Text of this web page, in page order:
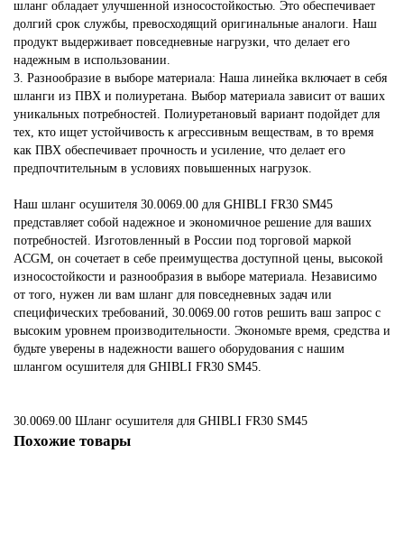
шланг обладает улучшенной износостойкостью. Это обеспечивает
долгий срок службы, превосходящий оригинальные аналоги. Наш
продукт выдерживает повседневные нагрузки, что делает его
надежным в использовании.
3. Разнообразие в выборе материала: Наша линейка включает в себя
шланги из ПВХ и полиуретана. Выбор материала зависит от ваших
уникальных потребностей. Полиуретановый вариант подойдет для
тех, кто ищет устойчивость к агрессивным веществам, в то время
как ПВХ обеспечивает прочность и усиление, что делает его
предпочтительным в условиях повышенных нагрузок.
Наш шланг осушителя 30.0069.00 для GHIBLI FR30 SM45
представляет собой надежное и экономичное решение для ваших
потребностей. Изготовленный в России под торговой маркой
ACGM, он сочетает в себе преимущества доступной цены, высокой
износостойкости и разнообразия в выборе материала. Независимо
от того, нужен ли вам шланг для повседневных задач или
специфических требований, 30.0069.00 готов решить ваш запрос с
высоким уровнем производительности. Экономьте время, средства и
будьте уверены в надежности вашего оборудования с нашим
шлангом осушителя для GHIBLI FR30 SM45.
30.0069.00 Шланг осушителя для GHIBLI FR30 SM45
Похожие товары